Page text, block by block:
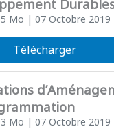
Mo | 07 Octobre 2019
Télécharger
Mo | 07 Octobre 2019